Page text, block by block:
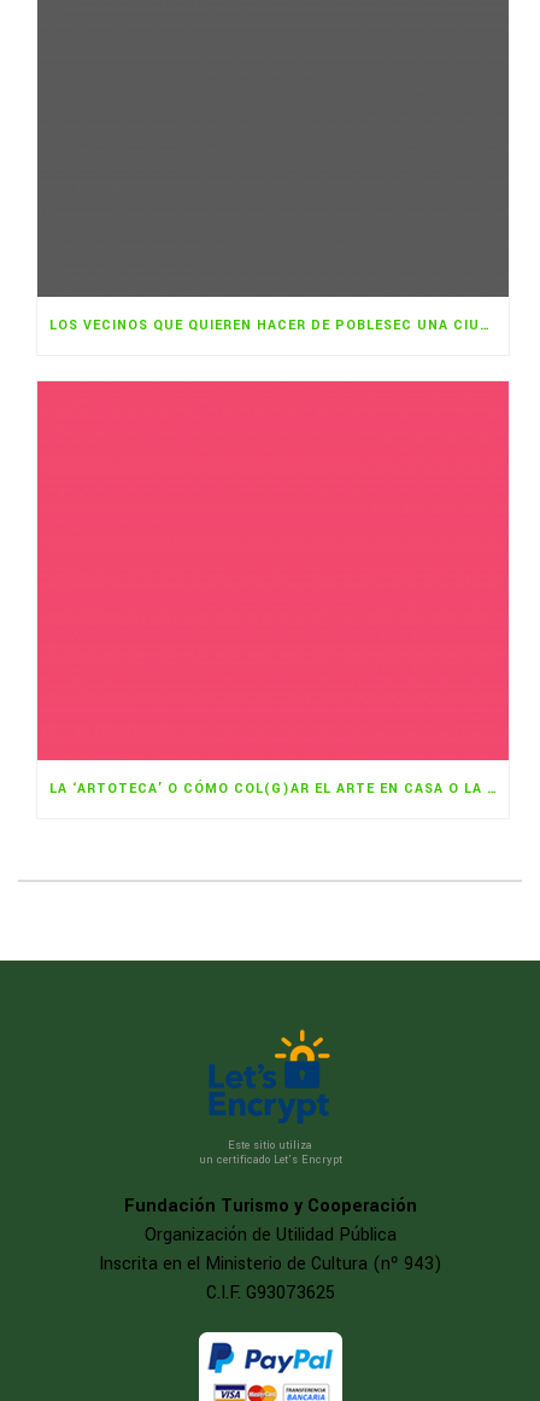
LOS VECINOS QUE QUIEREN HACER DE POBLESEC UNA CIUDAD COMESTIBLE
LA ‘ARTOTECA’ O CÓMO COL(G)AR EL ARTE EN CASA O LA OFICINA
Este sitio utiliza
un certificado Let’s Encrypt
Fundación Turismo y Cooperación
Organización de Utilidad Pública
Inscrita en el Ministerio de Cultura (nº 943)
C.I.F. G93073625